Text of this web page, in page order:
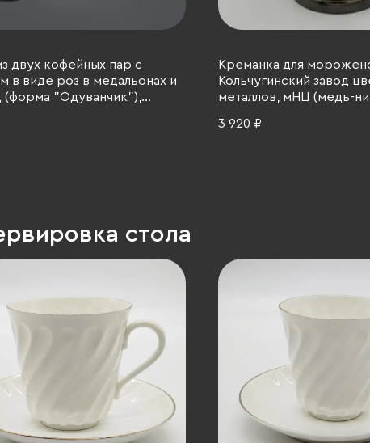
двух кофейных пар с
в виде роз в медальонах и
(форма "Одуванчик"),
деколь, золочение,
Креманка для
Кольчугинский завод
металлов, мНЦ (медь-
3 920 ₽
стола